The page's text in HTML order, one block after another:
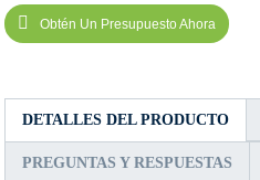
Obtén Un Presupuesto Ahora
DETALLES DEL PRODUCTO
PREGUNTAS Y RESPUESTAS